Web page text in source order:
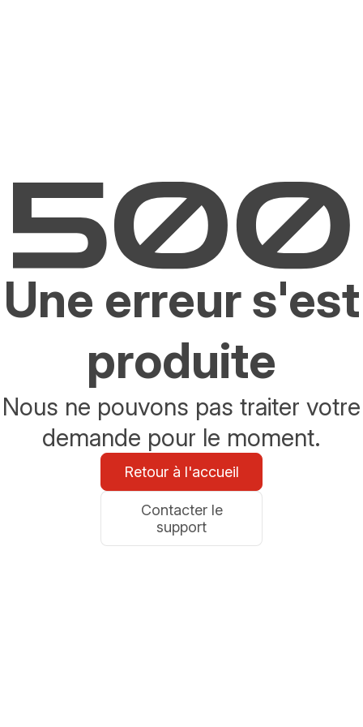
Une erreur s'est
produite
Nous ne pouvons pas traiter votre
demande pour le moment.
Retour à l'accueil
Contacter le
support